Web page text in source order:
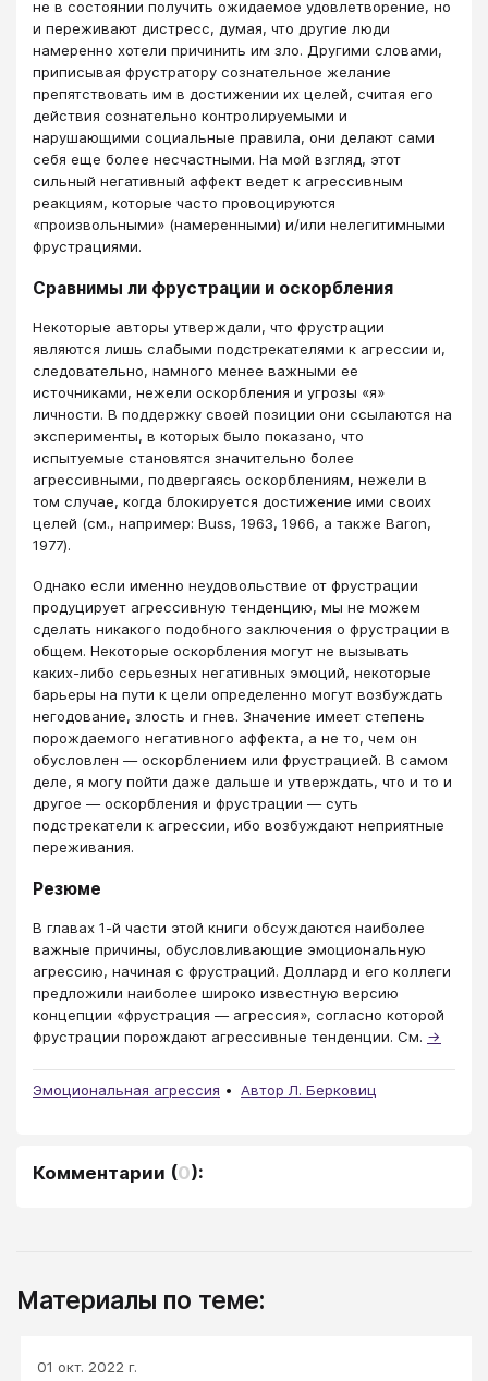
не в состоянии получить ожидаемое удовлетворение, но
и переживают дистресс, думая, что другие люди
намеренно хотели причинить им зло. Другими словами,
приписывая фрустратору сознательное желание
препятствовать им в достижении их целей, считая его
действия сознательно контролируемыми и
нарушающими социальные правила, они делают сами
себя еще более несчастными. На мой взгляд, этот
сильный негативный аффект ведет к агрессивным
реакциям, которые часто провоцируются
«произвольными» (намеренными) и/или нелегитимными
фрустрациями.
Сравнимы ли фрустрации и оскорбления
Некоторые авторы утверждали, что фрустрации
являются лишь слабыми подстрекателями к агрессии и,
следовательно, намного менее важными ее
источниками, нежели оскорбления и угрозы «я»
личности. В поддержку своей позиции они ссылаются на
эксперименты, в которых было показано, что
испытуемые становятся значительно более
агрессивными, подвергаясь оскорблениям, нежели в
том случае, когда блокируется достижение ими своих
целей (см., например: Buss, 1963, 1966, а также Baron,
1977).
Однако если именно неудовольствие от фрустрации
продуцирует агрессивную тенденцию, мы не можем
сделать никакого подобного заключения о фрустрации в
общем. Некоторые оскорбления могут не вызывать
каких-либо серьезных негативных эмоций, некоторые
барьеры на пути к цели определенно могут возбуждать
негодование, злость и гнев. Значение имеет степень
порождаемого негативного аффекта, а не то, чем он
обусловлен — оскорблением или фрустрацией. В самом
деле, я могу пойти даже дальше и утверждать, что и то и
другое — оскорбления и фрустрации — суть
подстрекатели к агрессии, ибо возбуждают неприятные
переживания.
Резюме
В главах 1-й части этой книги обсуждаются наиболее
важные причины, обусловливающие эмоциональную
агрессию, начиная с фрустраций. Доллард и его коллеги
предложили наиболее широко известную версию
концепции «фрустрация — агрессия», согласно которой
фрустрации порождают агрессивные тенденции. См. →
Эмоциональная агрессия Автор Л. Берковиц
Комментарии (0):
Материалы по теме:
01 окт. 2022 г.